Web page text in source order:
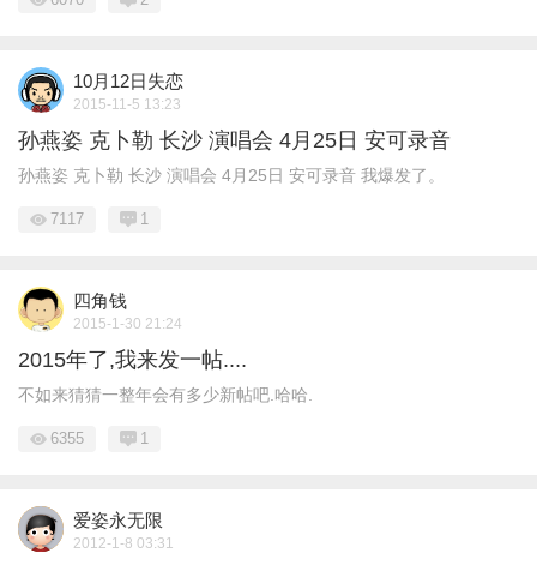
10月12日失恋
2015-11-5 13:23
孙燕姿 克卜勒 长沙 演唱会 4月25日 安可录音
孙燕姿 克卜勒 长沙 演唱会 4月25日 安可录音 我爆发了。
7117 1
四角钱
2015-1-30 21:24
2015年了,我来发一帖....
不如来猜猜一整年会有多少新帖吧.哈哈.
6355 1
爱姿永无限
2012-1-8 03:31